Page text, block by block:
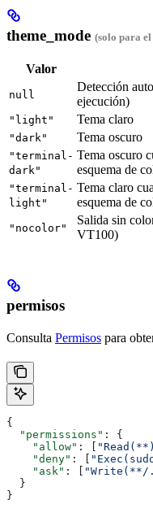
theme_mode (solo para
Valor
null
Detección
ejecución)
"light" Tema claro
"dark" Tema oscuro
"terminal-
dark"
Tema oscuro
esquema de
"terminal-
light"
Tema claro
esquema de
"nocolor"
Salida sin
VT100)
permisos
Consulta Permisos para
{
  "permissions"
: {
    "allow"
: [
    "deny"
: [
    "ask"
: [ "Write(**/
  }
}